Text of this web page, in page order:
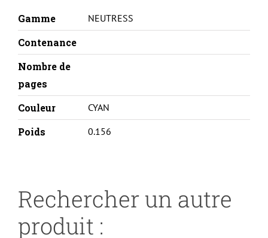
Gamme NEUTRESS
Contenance
Nombre de
pages
Couleur
CYAN
Poids 0.156
Rechercher un autre
produit :